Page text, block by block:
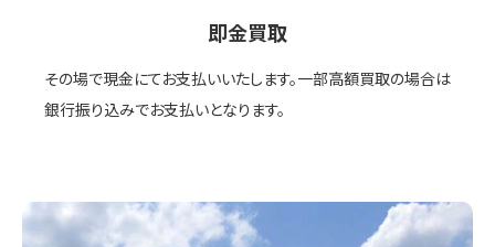
即金買取
その場で現金にてお支払いいたします。一部高額買取の場合は
銀行振り込みでお支払いとなります。